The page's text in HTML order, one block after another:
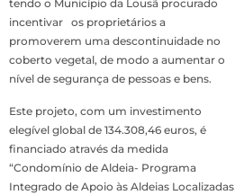
tendo o Município da Lousã procurado
incentivar os proprietários a
promoverem uma descontinuidade no
coberto vegetal, de modo a aumentar o
nível de segurança de pessoas e bens.
Este projeto, com um investimento
elegível global de 134.308,46 euros, é
financiado através da medida
“Condomínio de Aldeia- Programa
Integrado de Apoio às Aldeias Localizadas